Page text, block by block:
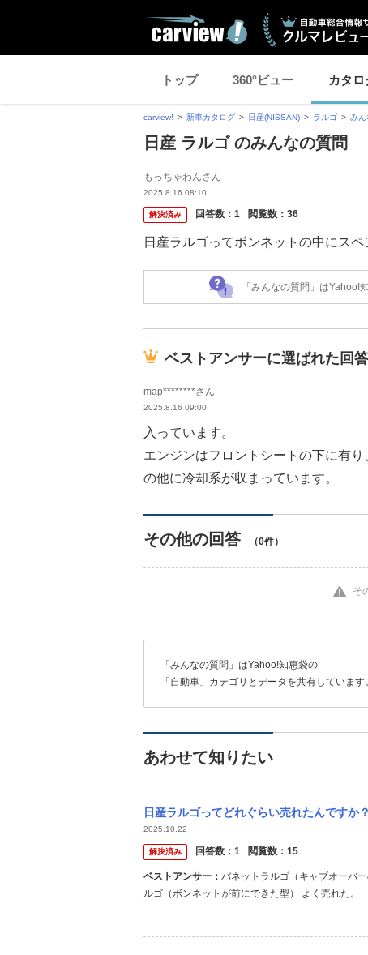
トップ 360°ビュー カタロ
carview! 新車カタログ 日産(NISSAN) ラルゴ みん
日産 ラルゴ のみんなの質問
もっちゃわんさん
2025.8.16 08:10
解決済み 回答数： 1 閲覧数： 36
日産ラルゴってボンネットの中にス
「みんなの質問」はYahoo!
ベストアンサーに選ばれた回答
map********さん
2025.8.16 09:00
入っています。
エンジンはフロントシートの下に有
の他に冷却系が収まっています。
その他の回答 （0件）
そ
「みんなの質問」はYahoo!知恵袋の
「自動車」カテゴリとデータを共有しています。
あわせて知りたい
日産ラルゴってどれぐらい売れたんですか？
2025.10.22
解決済み 回答数： 1 閲覧数： 15
ベストアンサー： バネットラルゴ（キャブオーバ
ルゴ（ボンネットが前にできた型） よく売れた。